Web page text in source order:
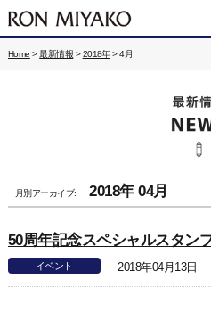
Home >最新情報 >2018年>4月
月別アーカイブ: 2018年 04月
50周年記念スペシャルスタン
イベント 2018年04月13日